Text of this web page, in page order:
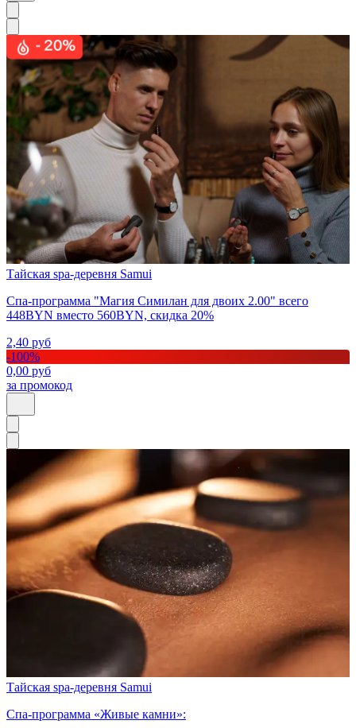
Тайская spa-деревня Samui
Спа-программа "Магия Симилан для двоих 2.00" всего
448BYN вместо 560BYN, скидка 20%
2,40 руб
-100%
0,00 руб
за промокод
Тайская spa-деревня Samui
Спа-программа «Живые камни»: